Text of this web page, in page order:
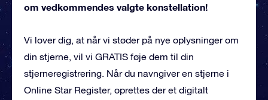
om vedkommendes valgte konstellation!
Vi lover dig, at når vi støder på nye oplysninger om
din stjerne, vil vi GRATIS føje dem til din
stjerneregistrering. Når du navngiver en stjerne i
Online Star Register, oprettes der et digitalt